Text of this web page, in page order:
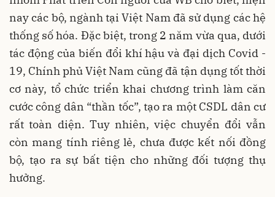
nay các bộ, ngành tại Việt Nam đã sử dụng các hệ
thống số hóa. Đặc biệt, trong 2 năm vừa qua, dưới
tác động của biến đổi khí hậu và đại dịch Covid -
19, Chính phủ Việt Nam cũng đã tận dụng tốt thời
cơ này, tổ chức triển khai chương trình làm căn
cước công dân “thần tốc”, tạo ra một CSDL dân cư
rất toàn diện. Tuy nhiên, việc chuyển đổi vẫn
còn mang tính riêng lẻ, chưa được kết nối đồng
bộ, tạo ra sự bất tiện cho những đối tượng thụ
hưởng.